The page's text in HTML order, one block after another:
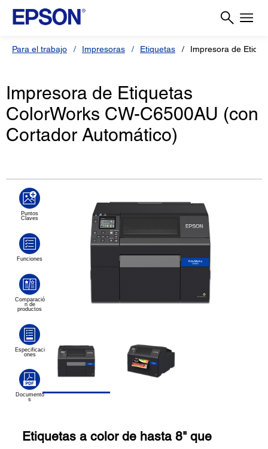
Para el trabajo Impresoras Etiquetas Impresora de
Impresora de Etiquetas
ColorWorks CW-C6500AU (con
Cortador Automático)
Etiquetas a color de hasta 8" que